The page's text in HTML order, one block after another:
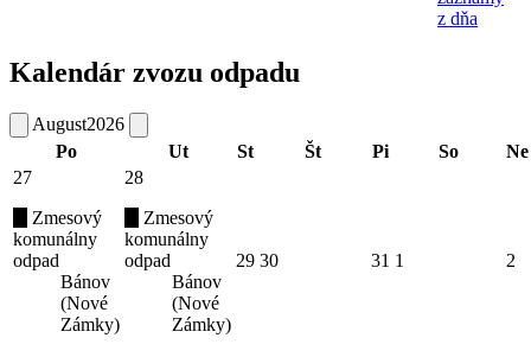
z dňa
Kalendár zvozu odpadu
August2026
Po
Ut St Št Pi So
Ne
27
Zmesový
komunálny
odpad
Bánov
(Nové
Zámky)
28
Zmesový
komunálny
odpad
Bánov
(Nové
Zámky)
29 30 31 1 2